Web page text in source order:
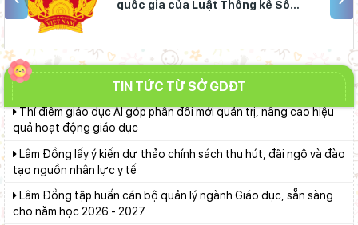
quốc gia của Luật Thống kê Số
TIN TỨC TỪ SỞ GDĐT
giáo viên
Bộ Giáo dục và Đào tạo triển khai 100 ngày tháo gỡ các điểm
nghẽn về chuyển đổi số
quả hoạt động giáo dục
Lâm Đồng lấy ý kiến dự thảo chính sách thu hút, đãi ngộ và đào
tạo nguồn nhân lực y tế
Lâm Đồng tập huấn cán bộ quản lý ngành Giáo dục, sẵn sàng
cho năm học 2026 - 2027
Từ khát vọng dân giàu, nước mạnh đến lý luận kinh tế thị